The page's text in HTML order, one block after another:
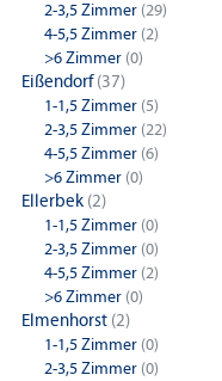
2-3,5 Zimmer (29)
4-5,5 Zimmer (2)
>6 Zimmer (0)
Eißendorf(37)
1-1,5 Zimmer (5)
2-3,5 Zimmer (22)
4-5,5 Zimmer (6)
>6 Zimmer (0)
Ellerbek (2)
1-1,5 Zimmer (0)
2-3,5 Zimmer (0)
4-5,5 Zimmer (2)
>6 Zimmer (0)
Elmenhorst (2)
1-1,5 Zimmer (0)
2-3,5 Zimmer (0)